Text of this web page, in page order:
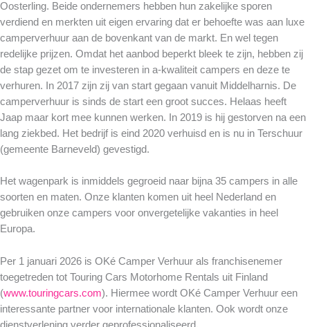
Oosterling. Beide ondernemers hebben hun zakelijke sporen
verdiend en merkten uit eigen ervaring dat er behoefte was aan luxe
camperverhuur aan de bovenkant van de markt. En wel tegen
redelijke prijzen. Omdat het aanbod beperkt bleek te zijn, hebben zij
de stap gezet om te investeren in a-kwaliteit campers en deze te
verhuren. In 2017 zijn zij van start gegaan vanuit Middelharnis. De
camperverhuur is sinds de start een groot succes. Helaas heeft
Jaap maar kort mee kunnen werken. In 2019 is hij gestorven na een
lang ziekbed. Het bedrijf is eind 2020 verhuisd en is nu in Terschuur
(gemeente Barneveld) gevestigd.
Het wagenpark is inmiddels gegroeid naar bijna 35 campers in alle
soorten en maten. Onze klanten komen uit heel Nederland en
gebruiken onze campers voor onvergetelijke vakanties in heel
Europa.
Per 1 januari 2026 is OKé Camper Verhuur als franchisenemer
toegetreden tot Touring Cars Motorhome Rentals uit Finland
(www.touringcars.com). Hiermee wordt OKé Camper Verhuur een
interessante partner voor internationale klanten. Ook wordt onze
dienstverlening verder geprofessionaliseerd.